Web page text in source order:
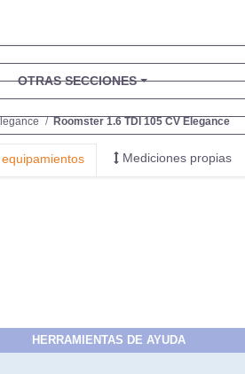
OTRAS SECCIONES
Roomster 1.6 TDI 105 CV Elegance
Mediciones propias
HERRAMIENTAS DE AYUDA